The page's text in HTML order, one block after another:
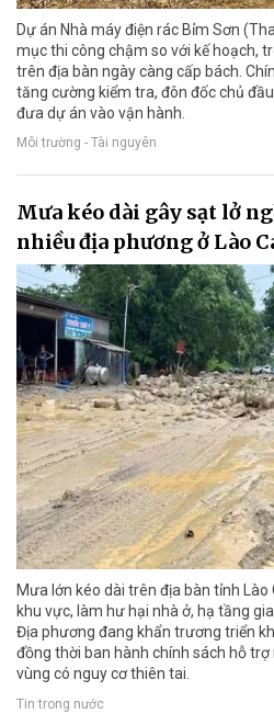
Dự án Nhà máy điện rác Bỉm Sơn
mục thi công chậm so với kế hoạch,
trên địa bàn ngày càng cấp bách.
tăng cường kiểm tra, đôn đốc chủ
đưa dự án vào vận hành.
Môi trường - Tài nguyên
Mưa kéo dài gây sạt lở
nhiều địa phương ở Lào
Mưa lớn kéo dài trên địa bàn tỉnh
khu vực, làm hư hại nhà ở, hạ tầng
Địa phương đang khẩn trương triển
đồng thời ban hành chính sách hỗ
vùng có nguy cơ thiên tai.
Tin trong nước